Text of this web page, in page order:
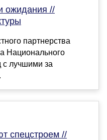
ожидания //
партнерства
Национального
с лучшими за
спецстроем //